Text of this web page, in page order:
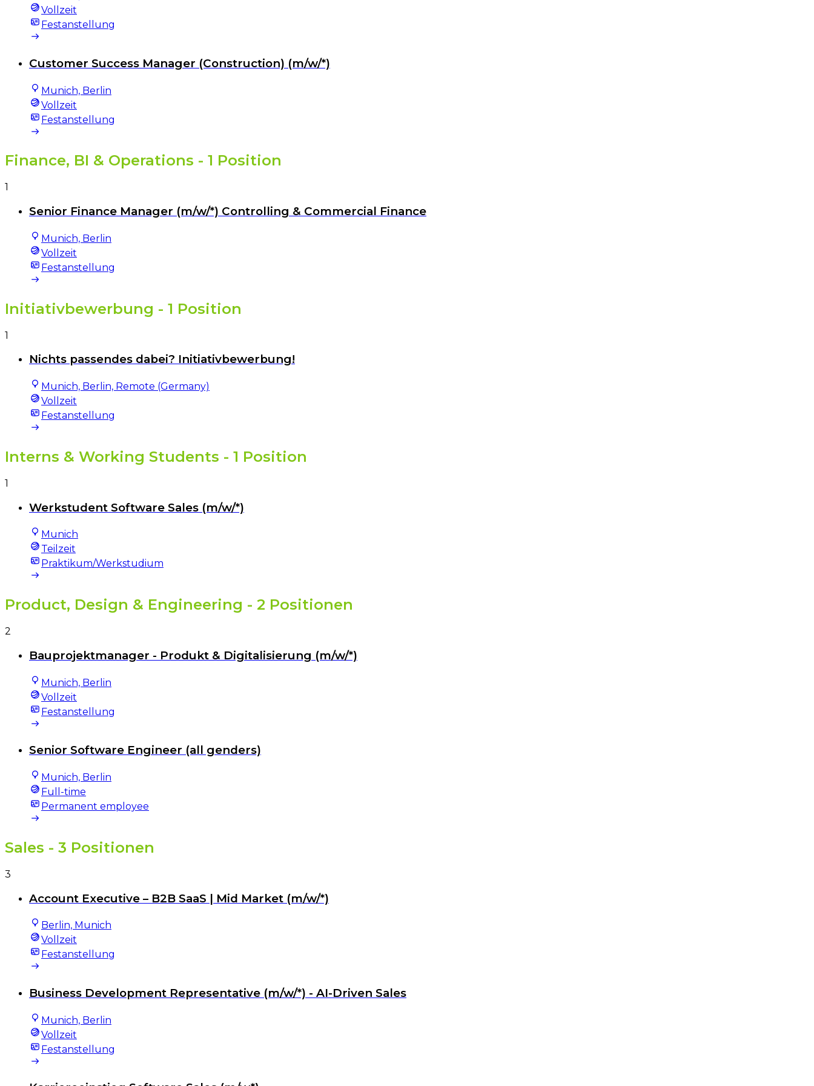
Vollzeit
Festanstellung
Customer Success Manager (Construction) (m/w/*)
Munich, Berlin
Vollzeit
Festanstellung
Finance, BI & Operations - 1 Position
1
Senior Finance Manager (m/w/*) Controlling & Commercial Finance
Munich, Berlin
Vollzeit
Festanstellung
Initiativbewerbung - 1 Position
1
Nichts passendes dabei? Initiativbewerbung!
Munich, Berlin, Remote (Germany)
Vollzeit
Festanstellung
Interns & Working Students - 1 Position
1
Werkstudent Software Sales (m/w/*)
Munich
Teilzeit
Praktikum/Werkstudium
Product, Design & Engineering - 2 Positionen
2
Bauprojektmanager - Produkt & Digitalisierung (m/w/*)
Munich, Berlin
Vollzeit
Festanstellung
Senior Software Engineer (all genders)
Munich, Berlin
Full-time
Permanent employee
Sales - 3 Positionen
3
Account Executive – B2B SaaS | Mid Market (m/w/*)
Berlin, Munich
Vollzeit
Festanstellung
Business Development Representative (m/w/*) - AI-Driven Sales
Munich, Berlin
Vollzeit
Festanstellung